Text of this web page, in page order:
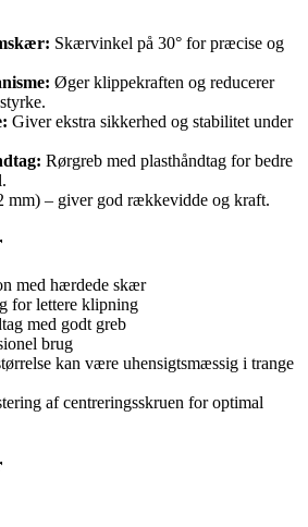
Skærvinkel på 30° for præcise og
Øger klippekraften og reducerer
Giver ekstra sikkerhed og stabilitet under
Rørgreb med plasthåndtag for bedre
mm) – giver god rækkevidde og kraft.
med hærdede skær
for lettere klipning
med godt greb
brug
kan være uhensigtsmæssig i trange
af centreringsskruen for optimal